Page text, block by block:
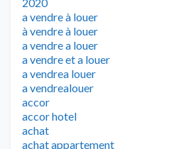
a vendre à louer
à vendre à louer
a vendre a louer
a vendre et a louer
a vendrea louer
a vendrealouer
accor
accor hotel
achat
achat appartement